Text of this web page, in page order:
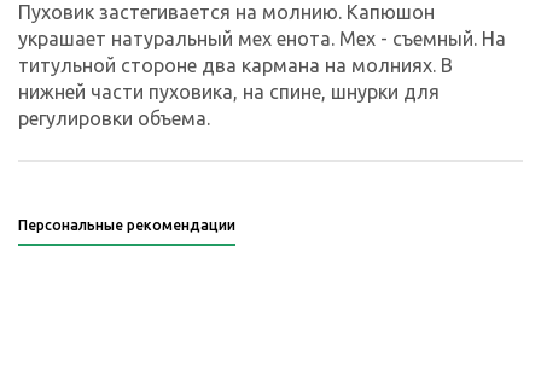
Пуховик застегивается на молнию. Капюшон
украшает натуральный мех енота. Мех - съемный. На
титульной стороне два кармана на молниях. В
нижней части пуховика, на спине, шнурки для
регулировки объема.
Персональные рекомендации